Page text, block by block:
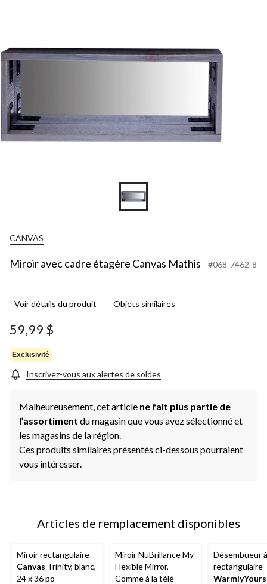
CANVAS
Miroir avec cadre étagère Canvas Mathis #068-7462-8
Voir détails du produit Objets similaires
59,99 $
Exclusivité
Inscrivez-vous aux alertes de soldes
Malheureusement, cet article ne fait plus partie de
l’assortiment du magasin que vous avez sélectionné et
les magasins de la région.
Ces produits similaires présentés ci-dessous pourraient
vous intéresser.
Articles de remplacement disponibles
Miroir rectangulaire
Canvas Trinity, blanc,
24 x 36 po
Miroir NuBrillance My
Flexible Mirror,
Comme à la télé
Désembueur
rectangulaire
WarmlyYours